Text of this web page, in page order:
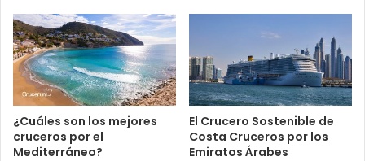
¿Cuáles son los mejores
cruceros por el
Mediterráneo?
El Crucero Sostenible de
Costa Cruceros por los
Emiratos Árabes